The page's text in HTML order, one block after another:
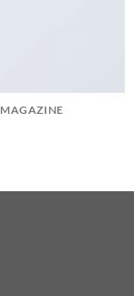
MAGAZINE